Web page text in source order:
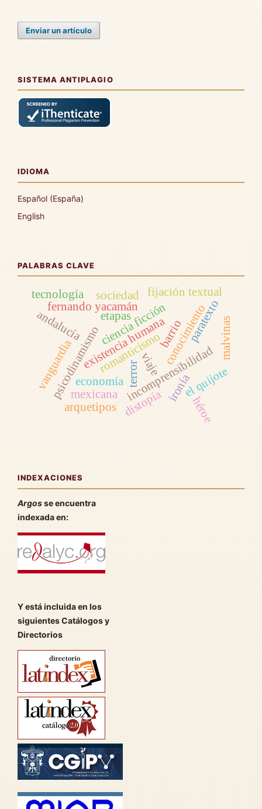
Enviar un artículo
SISTEMA ANTIPLAGIO
IDIOMA
Español (España)
English
PALABRAS CLAVE
economíaincomprensibilidad
psicodinamismo terror
romanticismo
mexicana
barrio
existencia humanaconocimiento
ironía
ciencia ficción
el quijote
andalucía
fernando yacamán
vanguardia
distopía
sociedad
etapas
arquetipos
viaje
héroe
paratexto
fijación textual
tecnología
malvinas
INDEXACIONES
Argosse encuentra
indexada en:
Y está incluida en los
siguientes Catálogos y
Directorios